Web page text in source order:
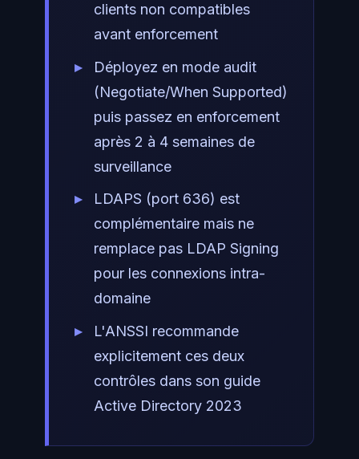
clients non compatibles
avant enforcement
Déployez en mode audit
(Negotiate/When Supported)
puis passez en enforcement
après 2 à 4 semaines de
surveillance
LDAPS (port 636) est
complémentaire mais ne
remplace pas LDAP Signing
pour les connexions intra-
domaine
L'ANSSI recommande
explicitement ces deux
contrôles dans son guide
Active Directory 2023